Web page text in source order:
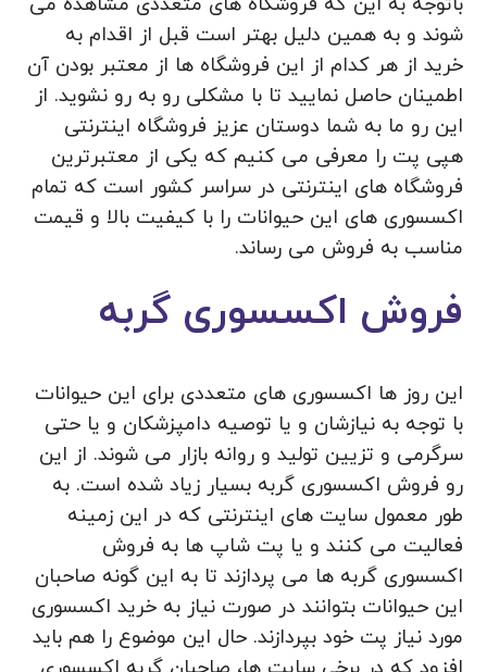
شوند و به همین دلیل بهتر است قبل از اقدام به
خرید از هر کدام از این فروشگاه ها از معتبر بودن آن
اطمینان حاصل نمایید تا با مشکلی رو به رو نشوید. از
این رو ما به شما دوستان عزیز فروشگاه اینترنتی
هپی پت را معرفی می کنیم که یکی از معتبرترین
فروشگاه های اینترنتی در سراسر کشور است که تمام
اکسسوری های این حیوانات را با کیفیت بالا و قیمت
مناسب به فروش می رساند.
فروش اکسسوری گربه
این روز ها اکسسوری های متعددی برای این حیوانات
با توجه به نیازشان و یا توصیه دامپزشکان و یا حتی
سرگرمی و تزیین تولید و روانه بازار می‌ شوند. از این
رو فروش اکسسوری گربه بسیار زیاد شده است. به
طور معمول سایت های اینترنتی که در این زمینه
فعالیت می کنند و یا پت شاپ ها به فروش
اکسسوری گربه ها می پردازند تا به این گونه صاحبان
این حیوانات بتوانند در صورت نیاز به خرید اکسسوری
مورد نیاز پت خود بپردازند. حال این موضوع را هم باید